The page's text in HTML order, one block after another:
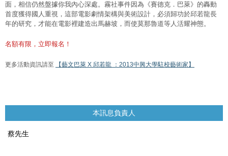
面，相信仍然盤據你我內心深處。霧社事件因為《賽德克．巴萊》的轟動
首度獲得國人重視，這部電影劇情架構與美術設計，必須歸功於邱若龍長
年的研究，才能在電影裡建造出馬赫坡，而使莫那魯道等人活耀神態。
名額有限，立即報名！
更多活動資訊請至 【藝文巴萊 X 邱若龍 ：2013中興大學駐校藝術家】
本訊息負責人
蔡先生